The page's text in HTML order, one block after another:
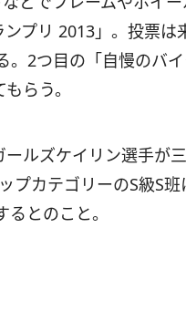
プリ 2013」。投票は
2つ目の「自慢のバイ
らう。
ルズケイリン選手が
プカテゴリーのS級S
とのこと。